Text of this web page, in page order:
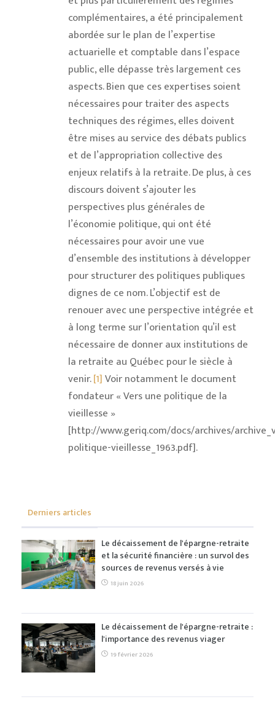
complémentaires, a été principalement
abordée sur le plan de l’expertise
actuarielle et comptable dans l’espace
public, elle dépasse très largement ces
aspects. Bien que ces expertises soient
nécessaires pour traiter des aspects
techniques des régimes, elles doivent
être mises au service des débats publics
et de l’appropriation collective des
enjeux relatifs à la retraite. De plus, à ces
discours doivent s’ajouter les
perspectives plus générales de
l’économie politique, qui ont été
nécessaires pour avoir une vue
d’ensemble des institutions à développer
pour structurer des politiques publiques
dignes de ce nom. L’objectif est de
renouer avec une perspective intégrée et
à long terme sur l’orientation qu’il est
nécessaire de donner aux institutions de
la retraite au Québec pour le siècle à
venir.[1]Voir notamment le document
fondateur « Vers une politique de la
vieillesse »
[http://www.geriq.com/docs/archives/
politique-vieillesse_1963.pdf].
Derniers articles
Le décaissement de l'épargne-retraite
et la sécurité financière : un survol des
sources de revenus versés à vie
18 juin 2026
Le décaissement de l'épargne-retraite :
l'importance des revenus viager
19 février 2026